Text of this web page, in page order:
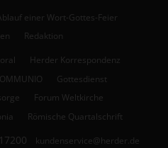
einer Wort-Gottes-Feier
Redaktion
Herder Korrespondenz
Gottesdienst
Forum Weltkirche
Römische Quartalschrift
kundenservice@herder.de